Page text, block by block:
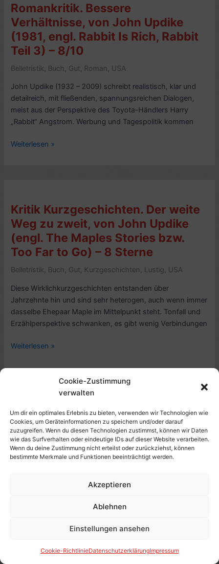
Cookie-Zustimmung
verwalten
Um dir ein optimales Erlebnis zu bieten, verwenden wir Technologien wie
Cookies, um Geräteinformationen zu speichern und/oder darauf
zuzugreifen. Wenn du diesen Technologien zustimmst, können wir Daten
wie das Surfverhalten oder eindeutige IDs auf dieser Website verarbeiten.
Wenn du deine Zustimmung nicht erteilst oder zurückziehst, können
bestimmte Merkmale und Funktionen beeinträchtigt werden.
Akzeptieren
Ablehnen
Einstellungen ansehen
Cookie-RichtlinieDatenschutzerklärungImpressum
und
ihr
Henker,
von
D.
Yalom
(1989,
engl.
Love’s
–
Romankritik. Bessere
Verhältnisse, von John Updike
(1981, engl. Rabbit Is Rich, Rabbit
Teil 3) – 8/10
Belletristik, Buch , Gut, Roman , USA
John Updike (1932 – 2009) schreibt realistisch, klar und
detailreich, mit fließenden, spannungsreichen Dialogen,
meist aus der Perspektive des Toyota-Händlers Harry
„Rabbit“ Angstrom. Werbung und Tagespolitik kommen
Romankritik.
(1981,
engl.
Rabbit
Is
Rabbit
Teil
3)
–
8/10
Weiterlesen »
Kritik Kurzgeschichten. Der weite
Weg zu zweit, von John Updike
(engl. The Maples Stories bzw.
Too Far to Go) – 8 Sterne
Belletristik, Buch , Gut, Kurzgeschichten , Lustig, USA
Diese Wirklichkurzgeschichten entstanden über
Jahrzehnte hin und sind sehr heterogen, auch wenn immer
dasselbe Ehepaar Maple im Mittelpunkt steht. Tonfall und
Erzählperspektive schwanken, es gibt wenig Verbindungen
Kritik
Der
zweit,
von
John
Updike
Weiterlesen »
Kritik Nacherzählungen:
Shakespeare erzählt, von Michael
Belletristik,Buch,England,Gut,Historisches Buch,